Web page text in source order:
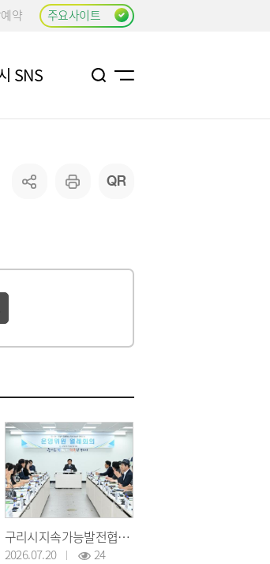
약 주요사이트
SNS
구리시지속가능발전협의회 운영위원회 개최
2026.07.20 24